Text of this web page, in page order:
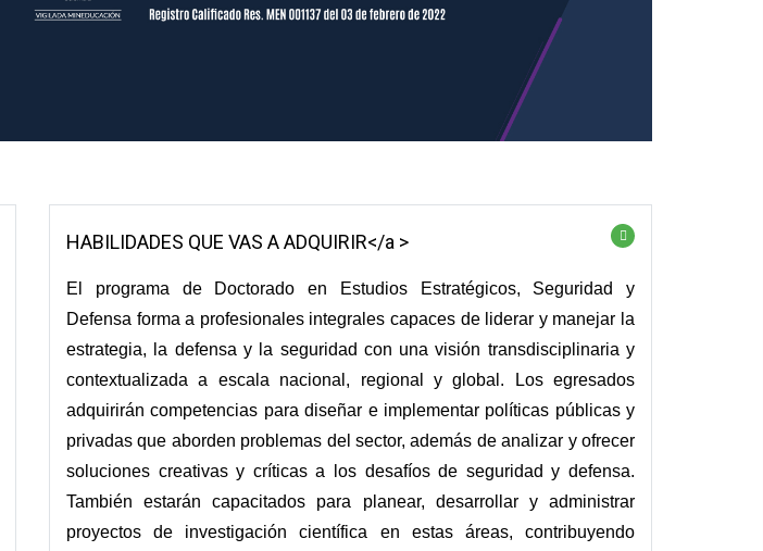
HABILIDADES QUE VAS A ADQUIRIR</a >
El programa de Doctorado en Estudios Estratégicos, Seguridad y
Defensa forma a profesionales integrales capaces de liderar y manejar la
estrategia, la defensa y la seguridad con una visión transdisciplinaria y
contextualizada a escala nacional, regional y global. Los egresados
adquirirán competencias para diseñar e implementar políticas públicas y
privadas que aborden problemas del sector, además de analizar y ofrecer
soluciones creativas y críticas a los desafíos de seguridad y defensa.
También estarán capacitados para planear, desarrollar y administrar
proyectos de investigación científica en estas áreas, contribuyendo